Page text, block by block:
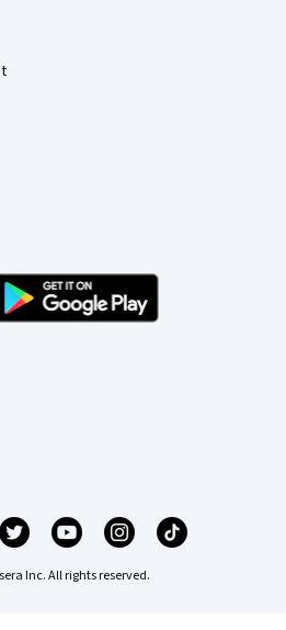
Inc. All rights reserved.